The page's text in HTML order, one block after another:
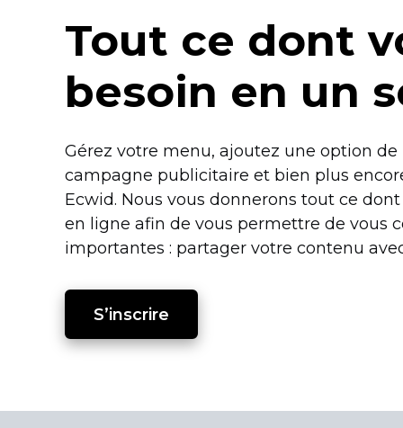
Tout ce dont
besoin en un
Gérez votre menu, ajoutez une option
campagne publicitaire et bien plus
Ecwid. Nous vous donnerons tout ce
en ligne afin de vous permettre de vous
importantes : partager votre contenu
S’inscrire